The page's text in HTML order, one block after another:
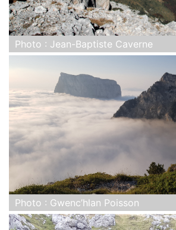
Photo : Jean-Baptiste Caverne
Photo : Gwenc’hlan Poisson